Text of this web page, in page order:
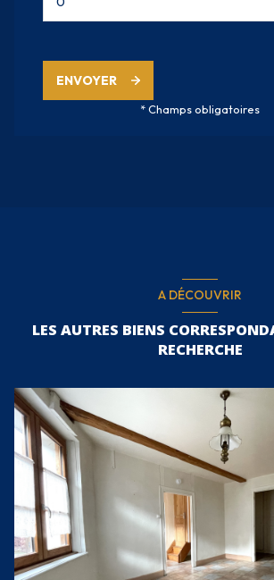
ENVOYER
* Champs obligatoires
A DÉCOUVRIR
LES AUTRES BIENS
RECHERCHE